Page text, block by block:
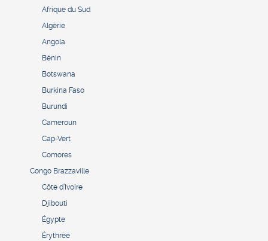
Afrique du Sud
Algérie
Angola
Bénin
Botswana
Burkina Faso
Burundi
Cameroun
Cap-Vert
Comores
Congo Brazzaville
Côte d’Ivoire
Djibouti
Égypte
Érythrée